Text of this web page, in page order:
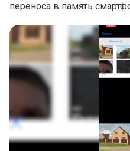
переноса в память